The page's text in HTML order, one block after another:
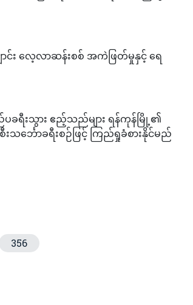
င်း လေ့လာဆန်းစစ် အကဲဖြတ်မှုနှင့် ရေ
ပခရီးသွား ဧည့်သည်များ ရန်ကုန်မြို့၏
သင်္ဘောခရီးစဉ်ဖြင့် ကြည်ရှုခံစားနိုင်မည်
356
င့် မီတာဘေလ်ဝန်ဆောင်မှုပေးနိုင်တော့မည်
င်ကို တစ်ပိုင်တစ်နိုင်သာ စိုက်ပျိုးနိုင်တော့မည်ဟုဆို